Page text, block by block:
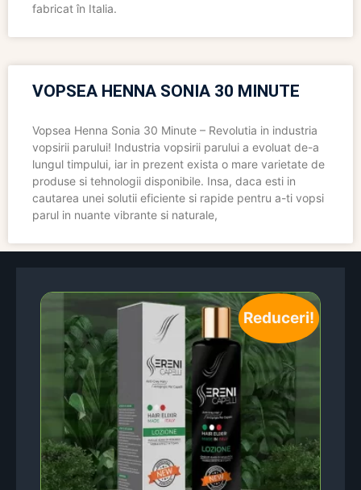
fabricat în Italia.
VOPSEA HENNA SONIA 30 MINUTE
Vopsea Henna Sonia 30 Minute – Revolutia in industria
vopsirii parului! Industria vopsirii parului a evoluat de-a
lungul timpului, iar in prezent exista o mare varietate de
produse si tehnologii disponibile. Insa, daca esti in
cautarea unei solutii eficiente si rapide pentru a-ti vopsi
parul in nuante vibrante si naturale,
Reduceri!